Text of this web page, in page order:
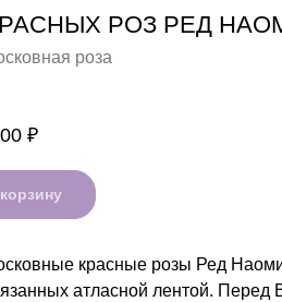
РОЗ РЕД
роза
₽
красные розы Ред
атласной лентой.